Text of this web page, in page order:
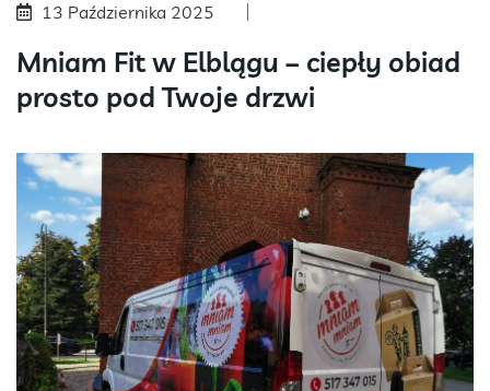
13 Października 2025
Mniam Fit w Elblągu – ciepły obiad
prosto pod Twoje drzwi